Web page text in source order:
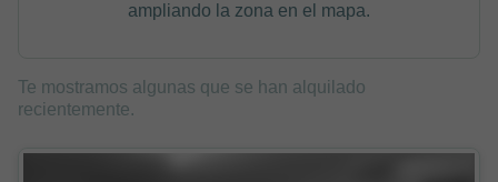
ampliando la zona en el mapa.
Te mostramos algunas que se han alquilado
recientemente.